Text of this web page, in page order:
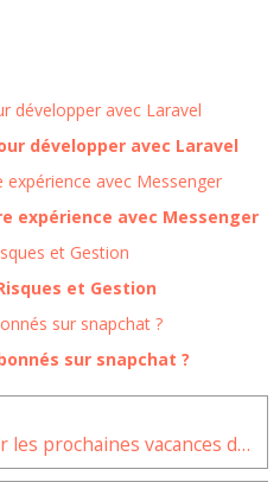
développer avec Laravel
expérience avec Messenger
et Gestion
sur snapchat ?
Choisir sa destination pour les prochaines vacances de la Toussaint